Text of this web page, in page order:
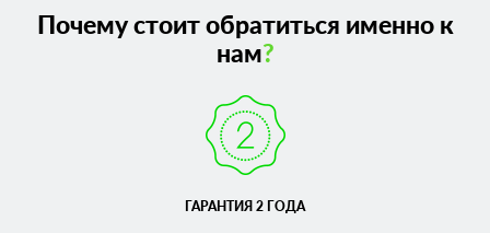
Почему стоит обратиться именно к
нам?
ГАРАНТИЯ 2 ГОДА